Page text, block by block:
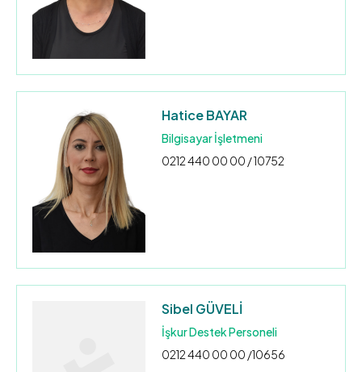
Hatice BAYAR
Bilgisayar İşletmeni
0212 440 00 00 / 10752
Sibel GÜVELİ
İşkur Destek Personeli
0212 440 00 00 /10656